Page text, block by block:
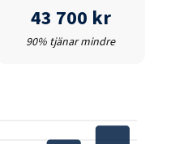
43 700 kr
90% tjänar mindre